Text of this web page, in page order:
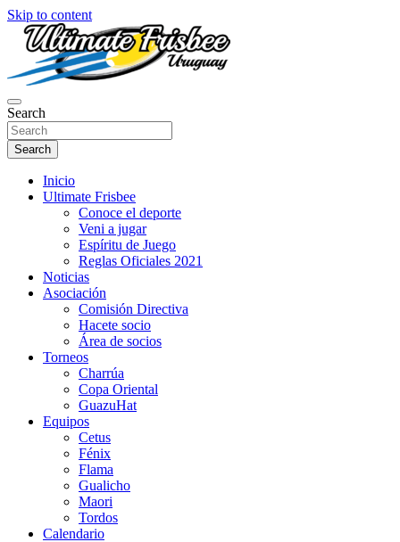
Skip to content
Ultimate Frisbee Uruguay
Página oficial de Ultimate Frisbee Uruguay! Aquí encontraras
información sobre el Ultimate y nuestras actividades en nuestro país!
Search
Search
Inicio
Ultimate Frisbee
Conoce el deporte
Veni a jugar
Espíritu de Juego
Reglas Oficiales 2021
Noticias
Asociación
Comisión Directiva
Hacete socio
Área de socios
Torneos
Charrúa
Copa Oriental
GuazuHat
Equipos
Cetus
Fénix
Flama
Gualicho
Maori
Tordos
Calendario